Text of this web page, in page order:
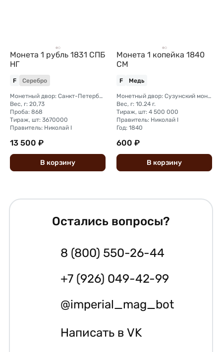
Монета 1 рубль 1831 СПБ
НГ
F Серебро
Монетный двор: Санкт-Петербургский монетный двор
Вес, г: 20,73
Проба: 868
Тираж, шт: 3670000
Правитель: Николай I
13 500 ₽
В корзину
Монета 1 копейка 1840
СМ
F Медь
Монетный двор: Сузунский монетный двор (Сибирь)
Вес, г: 10.24 г.
Тираж, шт: 4 500 000
Правитель: Николай I
Год: 1840
600 ₽
В корзину
Остались вопросы?
8 (800) 550-26-44
+7 (926) 049-42-99
@imperial_mag_bot
Написать в VK